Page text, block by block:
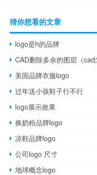
猜你想看的文章
logo是h的品牌
CAD删除多余的图层（cad
美国品牌衣服logo
过年送小孩鞋子行不行
logo展示效果
换奶粉品牌logo
凉鞋品牌logo
公司logo 尺寸
地球概念logo